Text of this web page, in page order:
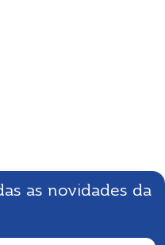
as novidades da